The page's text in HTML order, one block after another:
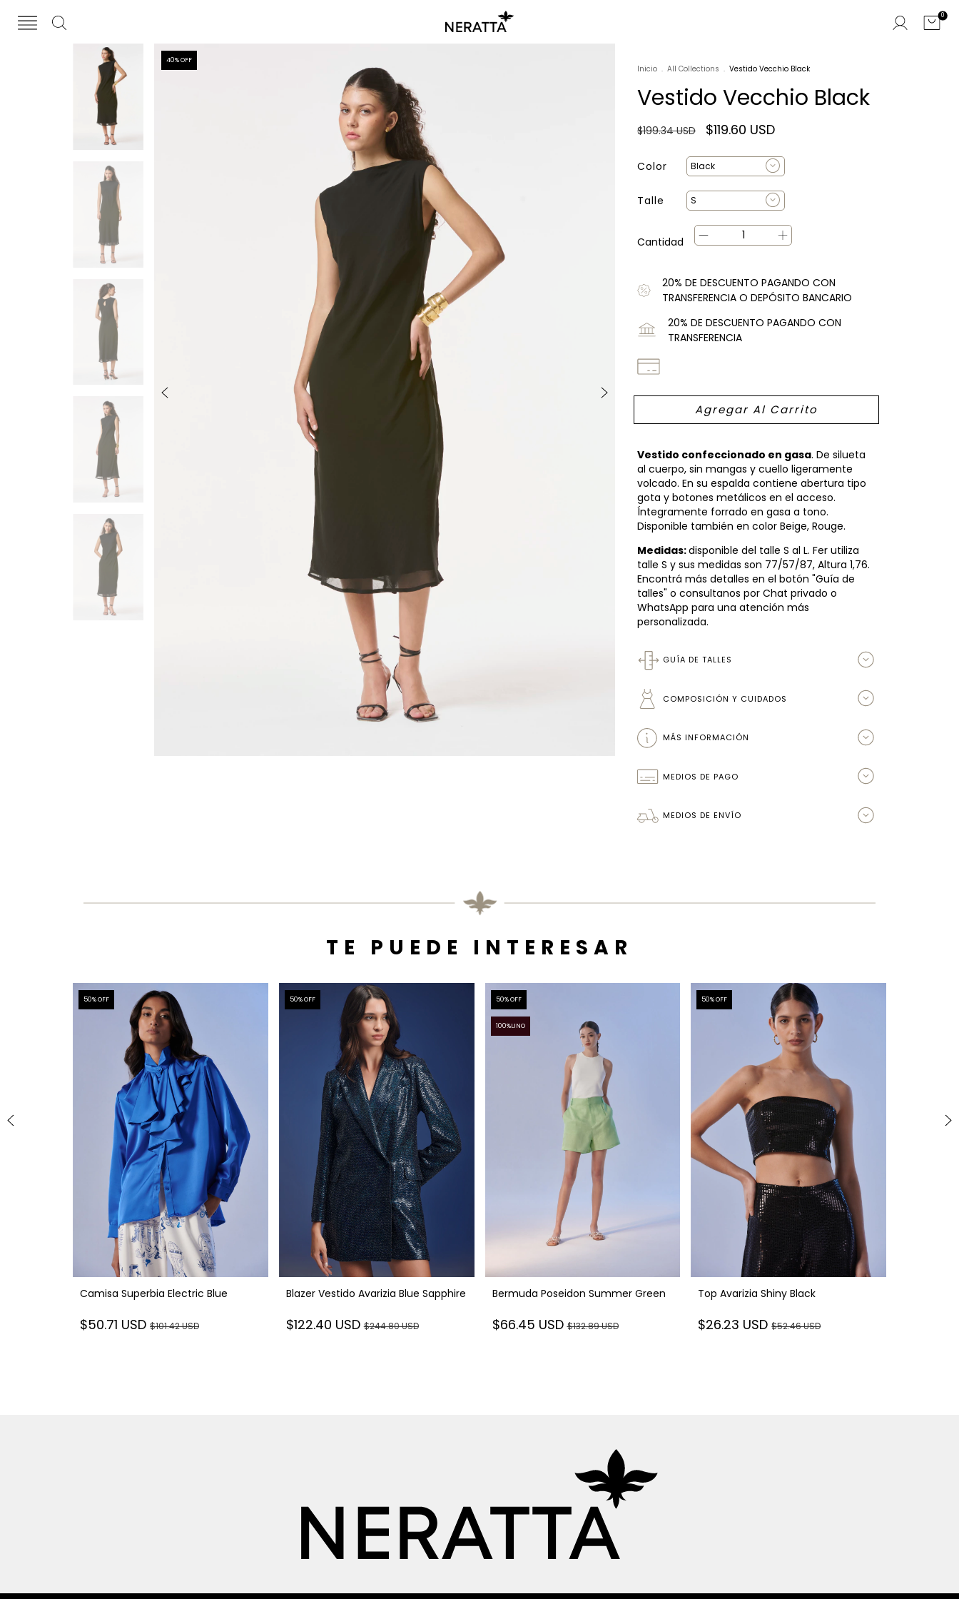
0
40% OFF
Inicio . All Collections . Vestido Vecchio Black
Vestido Vecchio Black
$199.34 USD $119.60 USD
Color
Talle
Cantidad
20% DE DESCUENTO PAGANDO CON
TRANSFERENCIA O DEPÓSITO BANCARIO
20% DE DESCUENTO PAGANDO CON
TRANSFERENCIA
Vestido confeccionado en gasa. De silueta
al cuerpo, sin mangas y cuello ligeramente
volcado. En su espalda contiene abertura tipo
gota y botones metálicos en el acceso.
Íntegramente forrado en gasa a tono.
Disponible también en color Beige, Rouge.
Medidas:disponible del talle S al L. Fer utiliza
talle S y sus medidas son 77/57/87, Altura 1,76.
Encontrá más detalles en el botón "Guía de
talles" o consultanos por Chat privado o
WhatsApp para una atención más
personalizada.
GUÍA DE TALLES
COMPOSICIÓN Y CUIDADOS
MÁS INFORMACIÓN
MEDIOS DE PAGO
MEDIOS DE ENVÍO
TE PUEDE INTERESAR
50% OFF
Camisa Superbia Electric Blue
$50.71 USD $101.42 USD
50% OFF
Blazer Vestido Avarizia Blue Sapphire
$122.40 USD$244.80 USD
50% OFF
100%LINO
Bermuda Poseidon Summer Green
$66.45 USD$132.89 USD
50% OFF
Top Avarizia Shiny Black
$26.23 USD$52.46 USD